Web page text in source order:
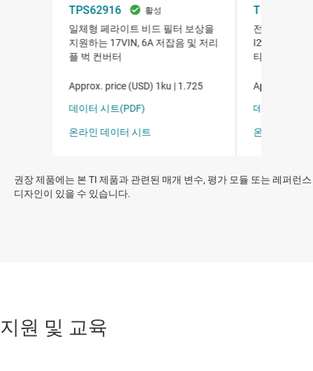
권장 제품에는 본 TI 제품과 관련된 매개 변수, 평가 모듈 또는 레퍼런스
디자인이 있을 수 있습니다.
지원 및 교육